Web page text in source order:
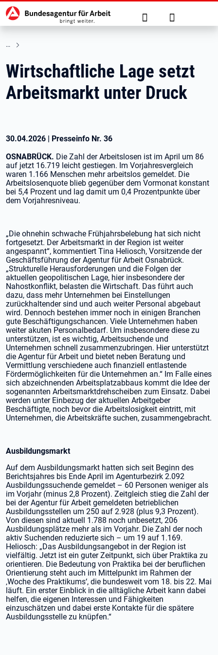
zu den Hauptinhalten springen
Hauptnavigation Suche Anmelden
Wirtschaftliche Lage setzt
Arbeitsmarkt unter Druck
30.04.2026 | Presseinfo Nr. 36
OSNABRÜCK. Die Zahl der Arbeitslosen ist im April um 86
auf jetzt 16.719 leicht gestiegen. Im Vorjahresvergleich
waren 1.166 Menschen mehr arbeitslos gemeldet. Die
Arbeitslosenquote blieb gegenüber dem Vormonat konstant
bei 5,4 Prozent und lag damit um 0,4 Prozentpunkte über
dem Vorjahresniveau.
„Die ohnehin schwache Frühjahrsbelebung hat sich nicht
fortgesetzt. Der Arbeitsmarkt in der Region ist weiter
angespannt“, kommentiert Tina Heliosch, Vorsitzende der
Geschäftsführung der Agentur für Arbeit Osnabrück.
„Strukturelle Herausforderungen und die Folgen der
aktuellen geopolitischen Lage, hier insbesondere der
Nahostkonflikt, belasten die Wirtschaft. Das führt auch
dazu, dass mehr Unternehmen bei Einstellungen
zurückhaltender sind und auch weiter Personal abgebaut
wird. Dennoch bestehen immer noch in einigen Branchen
gute Beschäftigungschancen. Viele Unternehmen haben
weiter akuten Personalbedarf. Um insbesondere diese zu
unterstützen, ist es wichtig, Arbeitsuchende und
Unternehmen schnell zusammenzubringen. Hier unterstützt
die Agentur für Arbeit und bietet neben Beratung und
Vermittlung verschiedene auch finanziell entlastende
Fördermöglichkeiten für die Unternehmen an.“ Im Falle eines
sich abzeichnenden Arbeitsplatzabbaus kommt die Idee der
sogenannten Arbeitsmarktdrehscheiben zum Einsatz. Dabei
werden unter Einbezug der aktuellen Arbeitgeber
Beschäftigte, noch bevor die Arbeitslosigkeit eintritt, mit
Unternehmen, die Arbeitskräfte suchen, zusammengebracht.
Ausbildungsmarkt
Auf dem Ausbildungsmarkt hatten sich seit Beginn des
Berichtsjahres bis Ende April im Agenturbezirk 2.092
Ausbildungssuchende gemeldet – 60 Personen weniger als
im Vorjahr (minus 2,8 Prozent). Zeitgleich stieg die Zahl der
bei der Agentur für Arbeit gemeldeten betrieblichen
Ausbildungsstellen um 250 auf 2.928 (plus 9,3 Prozent).
Von diesen sind aktuell 1.788 noch unbesetzt, 206
Ausbildungsplätze mehr als im Vorjahr. Die Zahl der noch
aktiv Suchenden reduzierte sich – um 19 auf 1.169.
Heliosch: „Das Ausbildungsangebot in der Region ist
vielfältig. Jetzt ist ein guter Zeitpunkt, sich über Praktika zu
orientieren. Die Bedeutung von Praktika bei der beruflichen
Orientierung steht auch im Mittelpunkt im Rahmen der
‚Woche des Praktikums‘, die bundesweit vom 18. bis 22. Mai
läuft. Ein erster Einblick in die alltägliche Arbeit kann dabei
helfen, die eigenen Interessen und Fähigkeiten
einzuschätzen und dabei erste Kontakte für die spätere
Ausbildungsstelle zu knüpfen.“